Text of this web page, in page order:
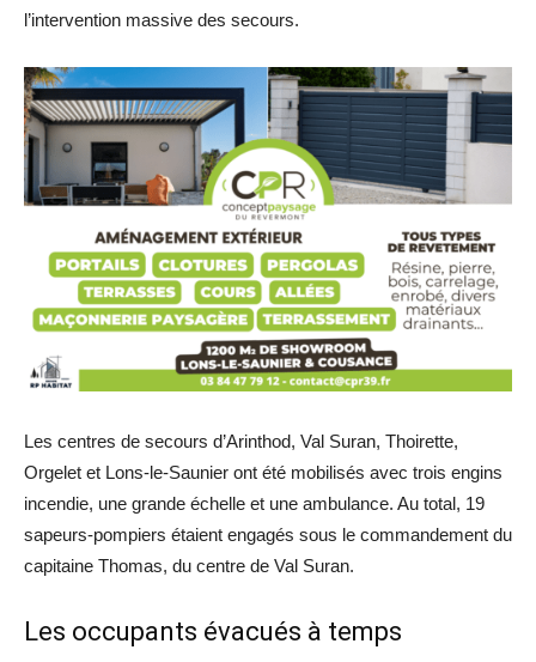
l’intervention massive des secours.
Les centres de secours d’Arinthod, Val Suran, Thoirette,
Orgelet et Lons-le-Saunier ont été mobilisés avec trois engins
incendie, une grande échelle et une ambulance. Au total, 19
sapeurs-pompiers étaient engagés sous le commandement du
capitaine Thomas, du centre de Val Suran.
Les occupants évacués à temps